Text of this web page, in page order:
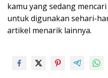
kamu yang sedang
untuk digunakan sehari-
artikel menarik lainnya.